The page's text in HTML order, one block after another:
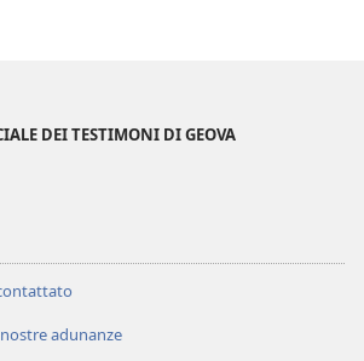
un
fatti i
DEI TESTIMONI DI GEOVA
adunanze